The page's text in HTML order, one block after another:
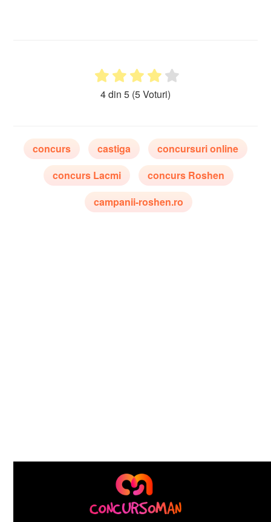
4 din 5(5 Voturi)
concurs castiga
concursuri online
concurs Lacmi
concurs Roshen
campanii-roshen.ro